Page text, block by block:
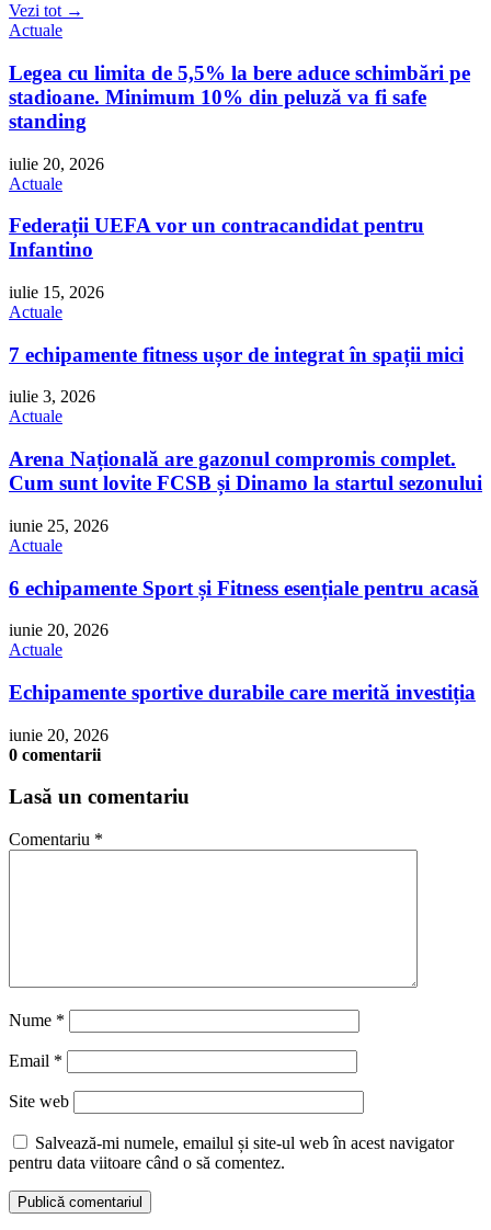
Vezi tot →
Actuale
Legea cu limita de 5,5% la bere aduce schimbări pe
stadioane. Minimum 10% din peluză va fi safe
standing
iulie 20, 2026
Actuale
Federații UEFA vor un contracandidat pentru
Infantino
iulie 15, 2026
Actuale
7 echipamente fitness ușor de integrat în spații mici
iulie 3, 2026
Actuale
Arena Națională are gazonul compromis complet.
Cum sunt lovite FCSB și Dinamo la startul sezonului
iunie 25, 2026
Actuale
6 echipamente Sport și Fitness esențiale pentru acasă
iunie 20, 2026
Actuale
Echipamente sportive durabile care merită investiția
iunie 20, 2026
0 comentarii
Lasă un comentariu
Comentariu *
Nume *
Email *
Site web
Salvează-mi numele, emailul și site-ul web în acest navigator
pentru data viitoare când o să comentez.